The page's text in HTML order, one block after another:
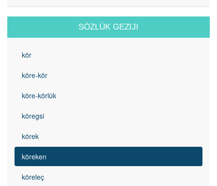
SÖZLÜK GEZIJI
kör
köre-kör
köre-körlük
köregsi
körek
köreken
köreleç